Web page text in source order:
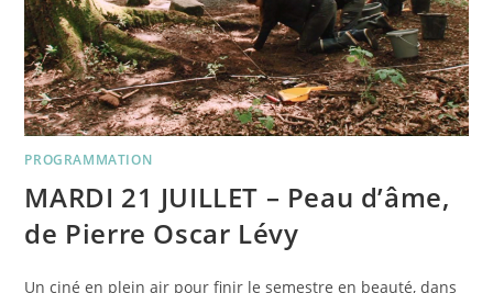
PROGRAMMATION
MARDI 21 JUILLET – Peau d’âme,
de Pierre Oscar Lévy
Un ciné en plein air pour finir le semestre en beauté, dans